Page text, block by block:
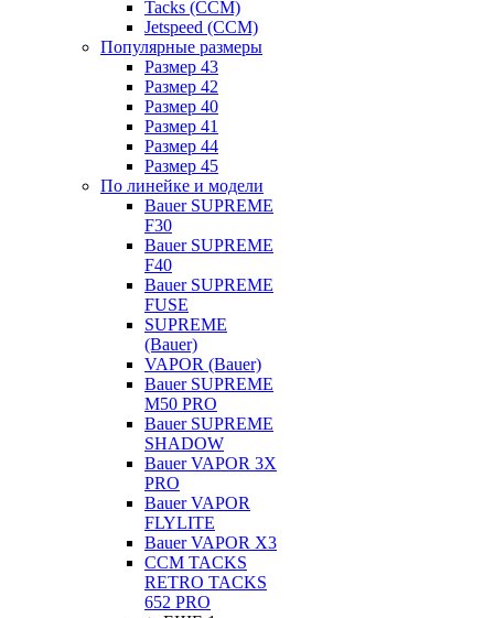
Tacks (CCM)
Jetspeed (CCM)
Популярные размеры
Размер 43
Размер 42
Размер 40
Размер 41
Размер 44
Размер 45
По линейке и модели
Bauer SUPREME
F30
Bauer SUPREME
F40
Bauer SUPREME
FUSE
SUPREME
(Bauer)
VAPOR (Bauer)
Bauer SUPREME
M50 PRO
Bauer SUPREME
SHADOW
Bauer VAPOR 3X
PRO
Bauer VAPOR
FLYLITE
Bauer VAPOR X3
CCM TACKS
RETRO TACKS
652 PRO